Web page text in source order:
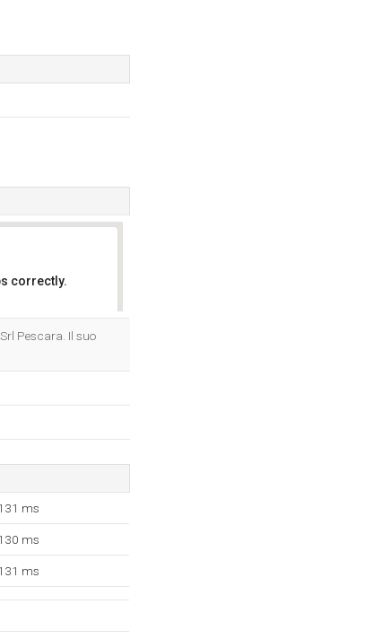
correctly.
Pescara. Il suo
ms
ms
ms